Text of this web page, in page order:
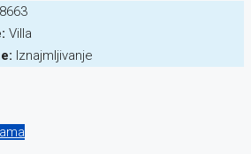
Villa
Iznajmljivanje